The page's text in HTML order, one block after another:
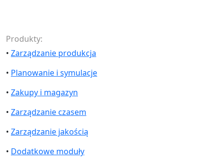
Produkty:
• Zarządzanie produkcja
• Planowanie i symulacje
• Zakupy i magazyn
• Zarządzanie czasem
• Zarządzanie jakością
• Dodatkowe moduły